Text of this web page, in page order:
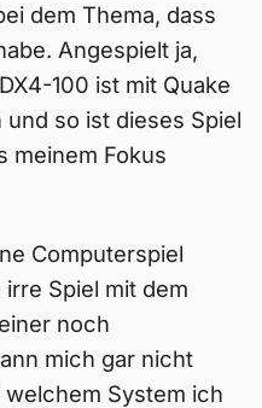
dem Thema, dass
Angespielt ja,
100 ist mit Quake
so ist dieses Spiel
meinem Fokus
Computerspiel
Spiel mit dem
noch
mich gar nicht
System ich